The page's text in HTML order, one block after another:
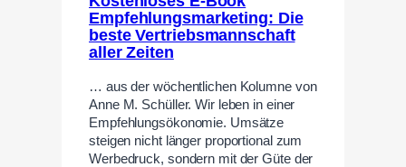
Empfehlungsmarketing: Die
beste Vertriebsmannschaft
aller Zeiten
… aus der wöchentlichen Kolumne von
Anne M. Schüller. Wir leben in einer
Empfehlungsökonomie. Umsätze
steigen nicht länger proportional zum
Werbedruck, sondern mit der Güte der